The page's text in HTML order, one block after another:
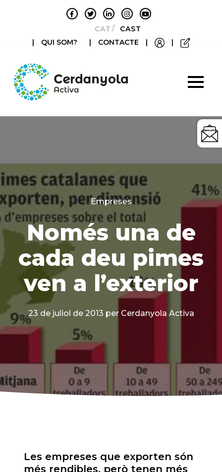
CATALÀCASTELLANO
|
QUI SOM? | CONTACTE | |
Categories
Empreses
Només una de
cada deu pimes
ven a l’exterior
23 de juliol de 2013 per Cerdanyola Activa
Les empreses que exporten són
més rendibles, però tenen més